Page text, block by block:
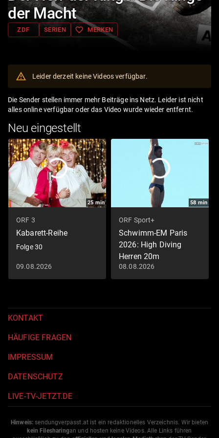
der Macht
ZDF SERIEN favorite_border MERKEN
Leider derzeit keine Videos verfügbar.
Die Sender stellen immer mehr Beiträge ins Netz. Leider ist nicht
alles online verfügbar oder das Video wurde wieder entfernt.
Neu eingestellt
25min
ORF 3
Kabarett-Reihe
Folge 30
09.08.2026
58 min
ORF Sport+
Schwimm-EM Paris
2026: High Diving
Herren 20m
Schwimm-EM 2026
08.08.2026
KONTAKT
HÄUFIGE FRAGEN
IMPRESSUM
DATENSCHUTZ
LIVE-TV-JETZT.DE
Hinweis: sendungverpasst.at ist ein redaktionelles Verzeichnis. Wir bieten
kein Filesharingan und hosten keine Videos. Alle Links führen